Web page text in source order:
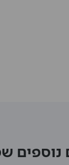
נוספים